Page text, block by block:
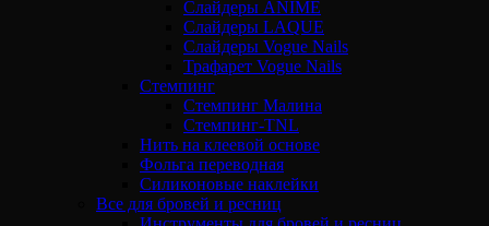
Слайдеры ANIME
Слайдеры LAQUE
Слайдеры Vogue Nails
Трафарет Vogue Nails
Стемпинг
Стемпинг Малина
Стемпинг-TNL
Нить на клеевой основе
Фольга переводная
Силиконовые наклейки
Все для бровей и ресниц